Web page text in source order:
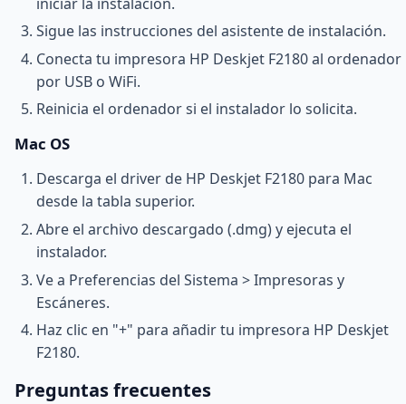
Sigue las instrucciones del asistente de instalación.
Conecta tu impresora HP Deskjet F2180 al ordenador
por USB o WiFi.
Reinicia el ordenador si el instalador lo solicita.
Mac OS
Descarga el driver de HP Deskjet F2180 para Mac
desde la tabla superior.
Abre el archivo descargado (.dmg) y ejecuta el
instalador.
Ve a Preferencias del Sistema > Impresoras y
Escáneres.
Haz clic en "+" para añadir tu impresora HP Deskjet
F2180.
Preguntas frecuentes